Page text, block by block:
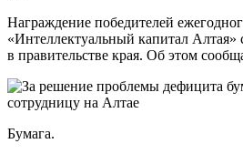
Награждение победителей
«Интеллектуальный капитал Алтая»
в правительстве края. Об этом
Бумага.